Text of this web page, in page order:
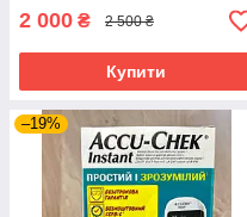
2 000 ₴ 2 500 ₴
Купити
–19%